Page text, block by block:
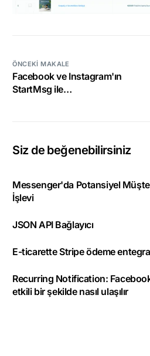
ÖNCEKI MAKALE
Facebook ve Instagram'ın
StartMsg ile
Siz de beğenebilirsiniz
Messenger'da Potansiyel
İşlevi
JSON API Bağlayıcı
E-ticarette Stripe ödeme
Recurring Notification:
etkili bir şekilde nasıl ulaşılır